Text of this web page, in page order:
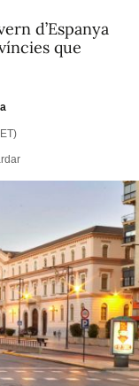
d’Espanya
que